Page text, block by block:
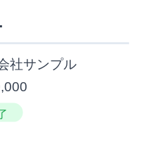
社サンプル